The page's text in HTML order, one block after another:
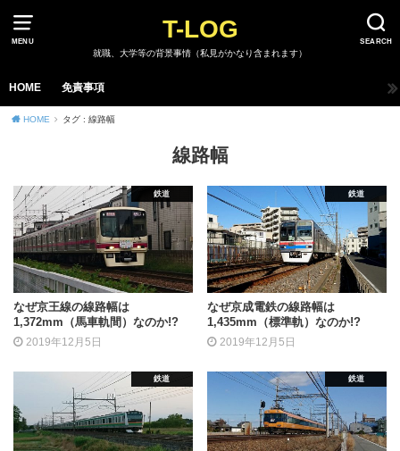
MENU SEARCH
T-LOG
就職、大学等の背景事情（私見がかなり含まれます）
HOME 免責事項
HOME タグ : 線路幅
線路幅
鉄道
なぜ京王線の線路幅は
1,372mm（馬車軌間）なのか!?
2019年12月5日
鉄道
なぜ京成電鉄の線路幅は
1,435mm（標準軌）なのか!?
2019年12月5日
鉄道 鉄道